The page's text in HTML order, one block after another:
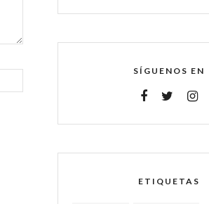
SÍGUENOS EN
ETIQUETAS